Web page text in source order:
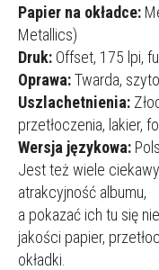
Papier na okładce:
Metallics)
Druk: Offset, 175 lpi,
Oprawa:Twarda,
Uszlachetnienia:
przetłoczenia, lakier,
Wersja językowa:
Jest też wiele
atrakcyjność albumu,
a pokazać ich tu się
jakości papier,
okładki.